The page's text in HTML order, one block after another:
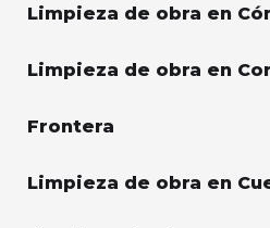
Limpieza de obra en
Limpieza de obra en
Frontera
Limpieza de obra en